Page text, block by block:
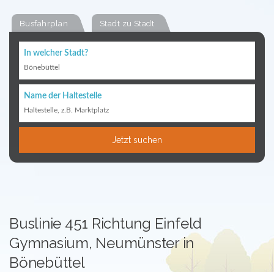
Busfahrplan Stadt zu Stadt
In welcher Stadt?
Bönebüttel
Name der Haltestelle
Haltestelle, z.B. Marktplatz
Jetzt suchen
Buslinie 451 Richtung Einfeld
Gymnasium, Neumünster in
Bönebüttel